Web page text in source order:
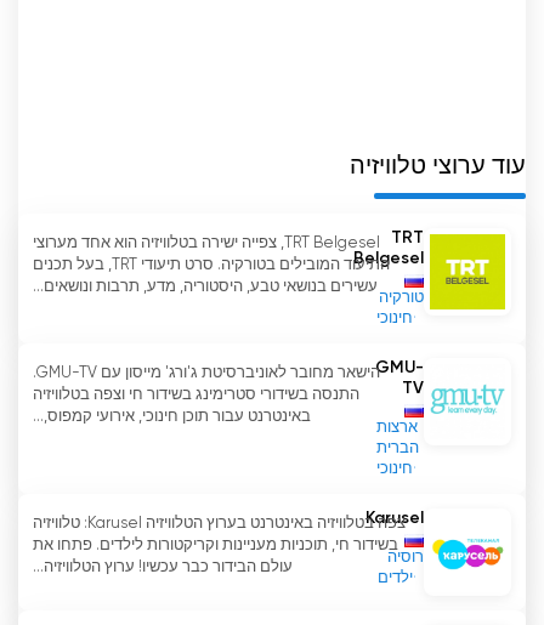
המאפשרים לצופים להרחיב את הידע שלהם וללמוד
משהו חדש. כאן תוכלו לצפות בהרצאות של מדענים
במוזיאונים ובספריות ולראות סרטים דוקומנטריים על
אירועים היסטוריים מדעיים שונים.
המסייע לאנשים למצוא את מקומם בחיים.
Prosveschenie צפה בסטרימינג בשידור חי
באינטרנט
עוד ערוצי טלוויזיה
TRT
Belgesel
טורקיה
חינוכי
TRT Belgesel, צפייה ישירה בטלוויזיה הוא אחד מערוצי
התיעוד המובילים בטורקיה. סרט תיעודי TRT, בעל תכנים
עשירים בנושאי טבע, היסטוריה, מדע, תרבות ונושאים...
GMU-
TV
ארצות
הברית
חינוכי
הישאר מחובר לאוניברסיטת ג'ורג' מייסון עם GMU-TV.
התנסה בשידורי סטרימינג בשידור חי וצפה בטלוויזיה
באינטרנט עבור תוכן חינוכי, אירועי קמפוס,...
Karusel
רוסיה
ילדים
צפה בטלוויזיה באינטרנט בערוץ הטלוויזיה Karusel: טלוויזיה
בשידור חי, תוכניות מעניינות וקריקטורות לילדים. פתחו את
עולם הבידור כבר עכשיו! ערוץ הטלוויזיה...